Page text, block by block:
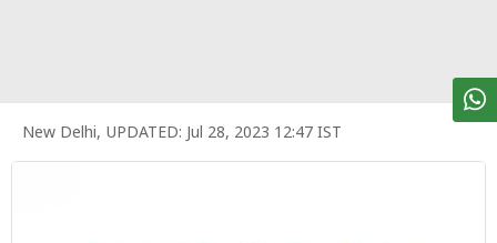
शेयर
New Delhi, UPDATED: Jul 28, 2023 12:47 IST